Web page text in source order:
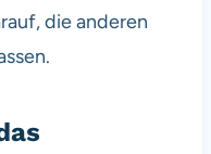
die anderen